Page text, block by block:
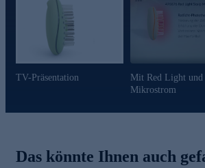
TV-Präsentation
Mit Red Light und
Mikrostrom
Das könnte Ihnen auch